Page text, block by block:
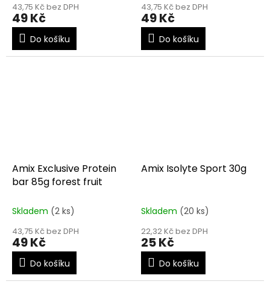
43,75 Kč bez DPH
49 Kč
Do košíku
43,75 Kč bez DPH
49 Kč
Do košíku
Amix Exclusive Protein
bar 85g forest fruit
Skladem (2 ks)
43,75 Kč bez DPH
49 Kč
Do košíku
Amix Isolyte Sport 30g
Skladem (20 ks)
22,32 Kč bez DPH
25 Kč
Do košíku